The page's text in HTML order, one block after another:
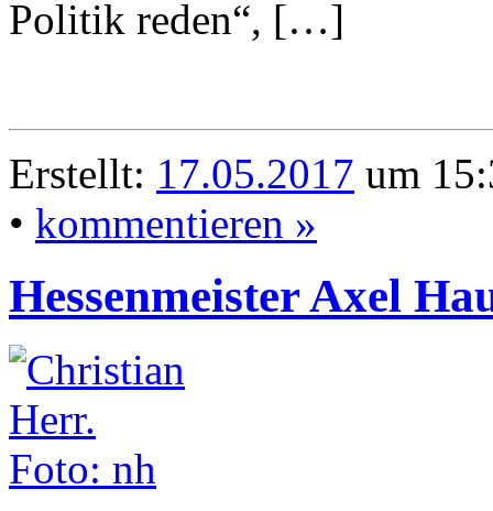
Politik reden“, […]
Erstellt: 17.05.2017 um
• kommentieren »
Hessenmeister Axel